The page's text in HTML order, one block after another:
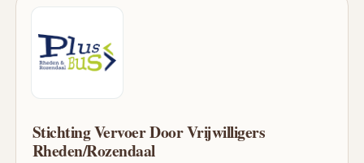
Stichting Vervoer Door Vrijwilligers
Rheden/Rozendaal